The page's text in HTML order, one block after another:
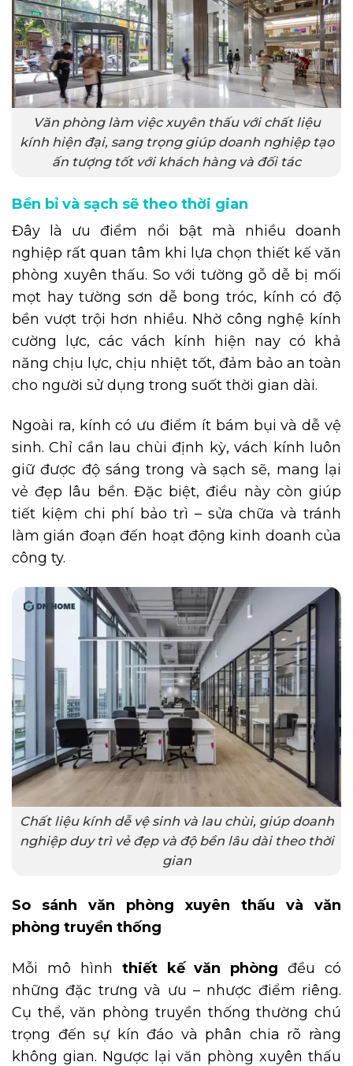
Văn phòng làm việc xuyên thấu với chất liệu
kính hiện đại, sang trọng giúp doanh nghiệp tạo
ấn tượng tốt với khách hàng và đối tác
Bền bỉ và sạch sẽ theo thời gian
Đây là ưu điểm nổi bật mà nhiều doanh
nghiệp rất quan tâm khi lựa chọn thiết kế văn
phòng xuyên thấu. So với tường gỗ dễ bị mối
mọt hay tường sơn dễ bong tróc, kính có độ
bền vượt trội hơn nhiều. Nhờ công nghệ kính
cường lực, các vách kính hiện nay có khả
năng chịu lực, chịu nhiệt tốt, đảm bảo an toàn
cho người sử dụng trong suốt thời gian dài.
Ngoài ra, kính có ưu điểm ít bám bụi và dễ vệ
sinh. Chỉ cần lau chùi định kỳ, vách kính luôn
giữ được độ sáng trong và sạch sẽ, mang lại
vẻ đẹp lâu bền. Đặc biệt, điều này còn giúp
tiết kiệm chi phí bảo trì – sửa chữa và tránh
làm gián đoạn đến hoạt động kinh doanh của
công ty.
Chất liệu kính dễ vệ sinh và lau chùi, giúp doanh
nghiệp duy trì vẻ đẹp và độ bền lâu dài theo thời
gian
So sánh văn phòng xuyên thấu và văn
phòng truyền thống
Mỗi mô hình thiết kế văn phòng đều có
những đặc trưng và ưu – nhược điểm riêng.
Cụ thể, văn phòng truyền thống thường chú
trọng đến sự kín đáo và phân chia rõ ràng
không gian. Ngược lại văn phòng xuyên thấu